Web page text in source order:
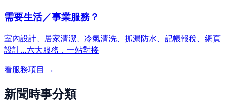
需要生活／事業服務？
室內設計、居家清潔、冷氣清洗、抓漏防水、記帳報稅、網頁
設計…六大服務，一站對接
看服務項目 →
新聞時事分類